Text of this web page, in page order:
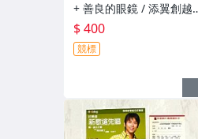
+ 善良的眼鏡 / 添翼創越
大誌雜誌 台灣版 兩首歌 限
量宣傳單曲 CD
$ 400
競標